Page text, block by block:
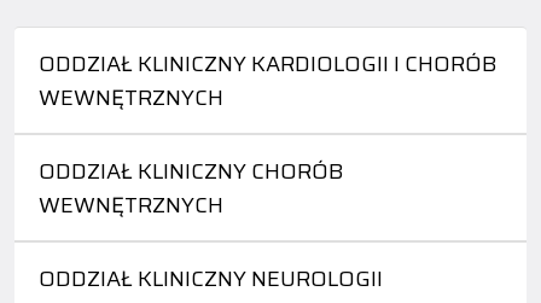
ODDZIAŁ KLINICZNY KARDIOLOGII I CHORÓB
WEWNĘTRZNYCH
ODDZIAŁ KLINICZNY CHORÓB
WEWNĘTRZNYCH
ODDZIAŁ KLINICZNY NEUROLOGII